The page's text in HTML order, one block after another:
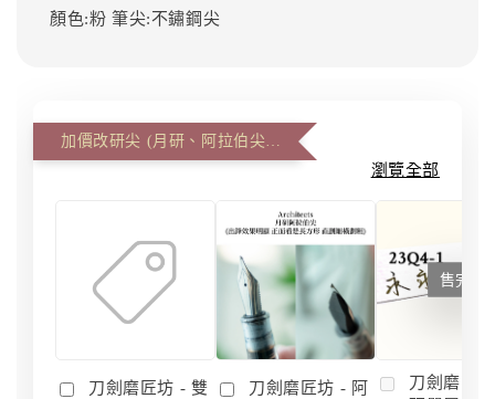
顏色:粉 筆尖:不鏽鋼尖
瀏覽全部
刀劍磨匠坊 - 雙
刀劍磨匠坊 - 阿
售完
刀劍磨匠